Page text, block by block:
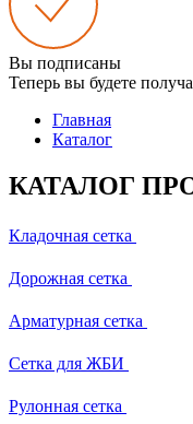
Вы подписаны
Теперь вы будете
Главная
Каталог
КАТАЛОГ
Кладочная сетка
Дорожная сетка
Арматурная сетка
Сетка для ЖБИ
Рулонная сетка